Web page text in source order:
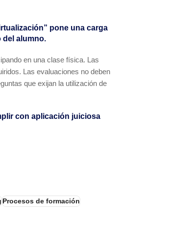
pone una carga
del alumno.
en una clase física. Las
Las evaluaciones no deben
que exijan la utilización de
con aplicación juiciosa
Procesos de formación